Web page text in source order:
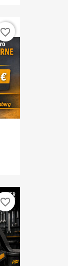
favorite_border
favorite_border